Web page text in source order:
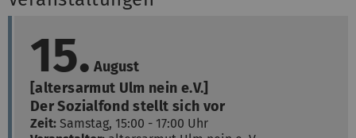
15. August
[altersarmut Ulm nein e.V.]
Der Sozialfond stellt sich vor
Zeit: Samstag, 15:00 - 17:00 Uhr